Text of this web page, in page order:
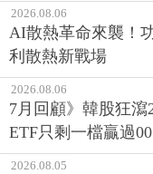
2026.08.06
AI散熱革命來襲！
利散熱新戰場
2026.08.06
7月回顧》韓股狂
ETF只剩一檔贏過
2026.08.05